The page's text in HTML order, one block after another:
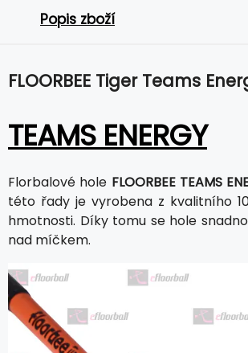
Popis zboží
FLOORBEE Tiger Teams
TEAMS ENERGY
Florbalové hole FLOORBEE TEAMS
této řady je vyrobena z kvalitního
hmotnosti. Díky tomu se hole
nad míčkem.